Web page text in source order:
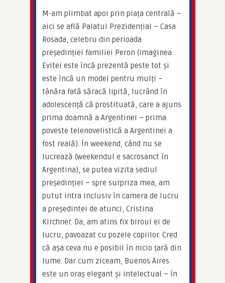
M-am plimbat apoi prin piața centrală –
aici se află Palatul Prezidențial – Casa
Rosada, celebru din perioada
președinției familiei Peron (imaginea
Evitei este încă prezentă peste tot și
este încă un model pentru mulți –
tânăra fată săracă lipită, lucrând în
adolescență că prostituată, care a ajuns
prima doamnă a Argentinei – prima
poveste telenovelistică a Argentinei a
fost reală). În weekend, când nu se
lucrează (weekendul e sacrosanct în
Argentina), se putea vizita sediul
președinției – spre surpriza mea, am
putut intra inclusiv în camera de lucru
a președintei de atunci, Cristina
Kirchner. Da, am atins fix biroul ei de
lucru, pavoazat cu pozele copiilor. Cred
că așa ceva nu e posibil în nicio țară din
lume. Dar cum ziceam, Buenos Aires
este un oraș elegant și intelectual – în